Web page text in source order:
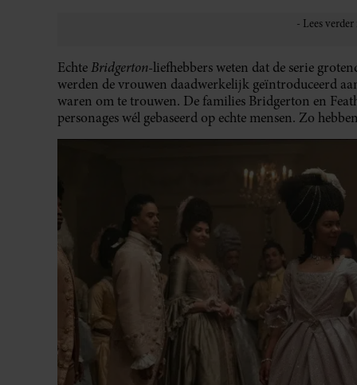
EchteBridgerton-liefhebbers weten dat de serie
werden de vrouwen daadwerkelijk geïntroduceerd
waren om te trouwen. De families Bridgerton en
personages wél gebaseerd op echte mensen. Zo hebben